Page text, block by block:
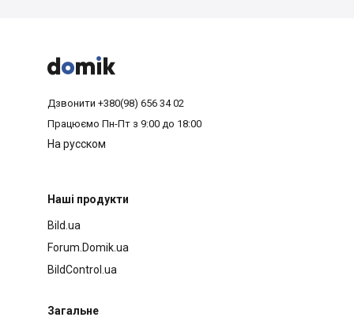



Дзвонити +380(98) 656 34 02
Працюємо Пн-Пт з 9:00 до 18:00
На русском
Наші продукти
Bild.ua
Forum.Domik.ua
BildControl.ua
Загальне